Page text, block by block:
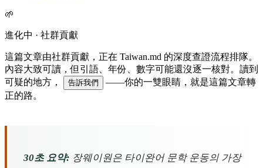
🌱
進化中 · 社群貢獻
這篇文章由社群貢獻，正在 Taiwan.md 的深度查證流程排隊。
內容大致可讀，但引語、年份、數字可能還沒逐一核對。讀到
可疑的地方，
告訴我們
——你的一雙眼睛，就是這篇文章轉
正的路。
30초 요약: 장웨이원은 타이완어 문학 운동의 가장